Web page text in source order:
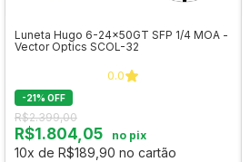
Luneta Hugo 6-24x50GT SFP 1/4 MOA -
Vector Optics SCOL-32
0.0
-21% OFF
R$2.399,00
R$1.804,05 no pix
10x de R$189,90 no cartão